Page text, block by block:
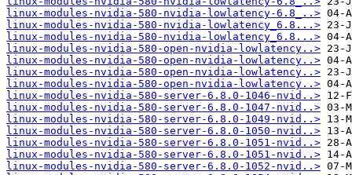
linux-modules-nvidia-580-nvidia-lowlatency-6.8_..>
linux-modules-nvidia-580-nvidia-lowlatency_6.8...>
linux-modules-nvidia-580-nvidia-lowlatency_6.8...>
linux-modules-nvidia-580-open-nvidia-lowlatency..>
linux-modules-nvidia-580-open-nvidia-lowlatency..>
linux-modules-nvidia-580-open-nvidia-lowlatency..>
linux-modules-nvidia-580-open-nvidia-lowlatency..>
linux-modules-nvidia-580-server-6.8.0-1046-nvid..>
linux-modules-nvidia-580-server-6.8.0-1047-nvid..>
linux-modules-nvidia-580-server-6.8.0-1049-nvid..>
linux-modules-nvidia-580-server-6.8.0-1050-nvid..>
linux-modules-nvidia-580-server-6.8.0-1051-nvid..>
linux-modules-nvidia-580-server-6.8.0-1051-nvid..>
linux-modules-nvidia-580-server-6.8.0-1052-nvid..>